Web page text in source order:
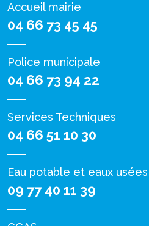
Accueil mairie
04 66 73 45 45
Police municipale
04 66 73 94 22
Services Techniques
04 66 51 10 30
Eau potable et eaux
09 77 40 11 39